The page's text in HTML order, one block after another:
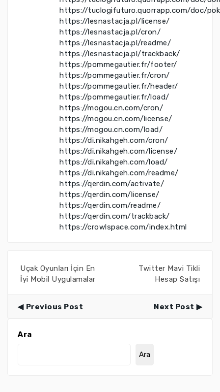
https://tuclogifuturo.quorrapp.com/doc/
https://lesnastacja.pl/license/
https://lesnastacja.pl/cron/
https://lesnastacja.pl/readme/
https://lesnastacja.pl/trackback/
https://pommegautier.fr/footer/
https://pommegautier.fr/cron/
https://pommegautier.fr/header/
https://pommegautier.fr/load/
https://mogou.cn.com/cron/
https://mogou.cn.com/license/
https://mogou.cn.com/load/
https://di.nikahgeh.com/cron/
https://di.nikahgeh.com/license/
https://di.nikahgeh.com/load/
https://di.nikahgeh.com/readme/
https://qerdin.com/activate/
https://qerdin.com/license/
https://qerdin.com/readme/
https://qerdin.com/trackback/
https://crowlspace.com/index.html
Uçak Oyunları İçin En
İyi Mobil Uygulamalar
Twitter Mavi Tikli
Hesap Satışı
Previous Post Next Post
Ara
Ara